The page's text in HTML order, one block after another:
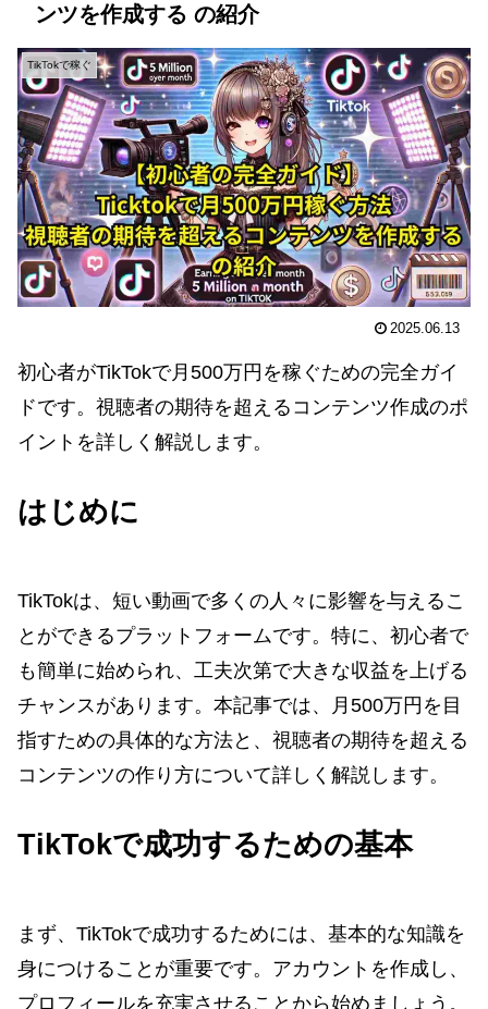
ンツを作成する の紹介
TikTokで稼ぐ
2025.06.13
初心者がTikTokで月500万円を稼ぐための完全ガイ
ドです。視聴者の期待を超えるコンテンツ作成のポ
イントを詳しく解説します。
はじめに
TikTokは、短い動画で多くの人々に影響を与えるこ
とができるプラットフォームです。特に、初心者で
も簡単に始められ、工夫次第で大きな収益を上げる
チャンスがあります。本記事では、月500万円を目
指すための具体的な方法と、視聴者の期待を超える
コンテンツの作り方について詳しく解説します。
TikTokで成功するための基本
まず、TikTokで成功するためには、基本的な知識を
身につけることが重要です。アカウントを作成し、
プロフィールを充実させることから始めましょう。